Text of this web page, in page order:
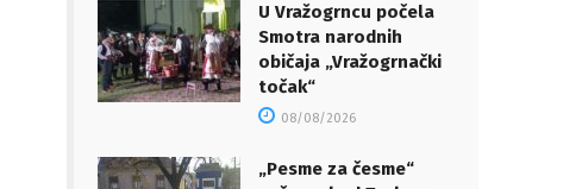
U Vražogrncu počela
Smotra narodnih
običaja „Vražogrnački
točak“
08/08/2026
„Pesme za česme“